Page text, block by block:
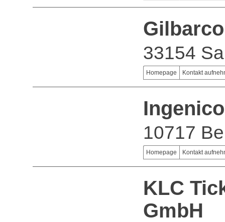
33154
Homepage Kontakt
10717
Homepage Kontakt
KLC
GmbH